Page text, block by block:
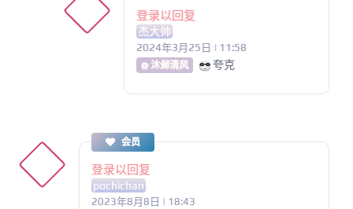
登录以回复
杰大帅
2024年3月25日 | 11:58
@ 沐邺清风 夸克
会员
登录以回复
pochichan
2023年8月8日 | 18:43